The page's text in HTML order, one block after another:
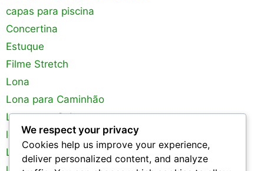
capas para piscina
Concertina
Estuque
Filme Stretch
Lona
Lona para Caminhão
Lona para Cobertura
lona para piscina
Lona para Silagem
We respect your privacy
Cookies help us improve your experience,
deliver personalized content, and analyze